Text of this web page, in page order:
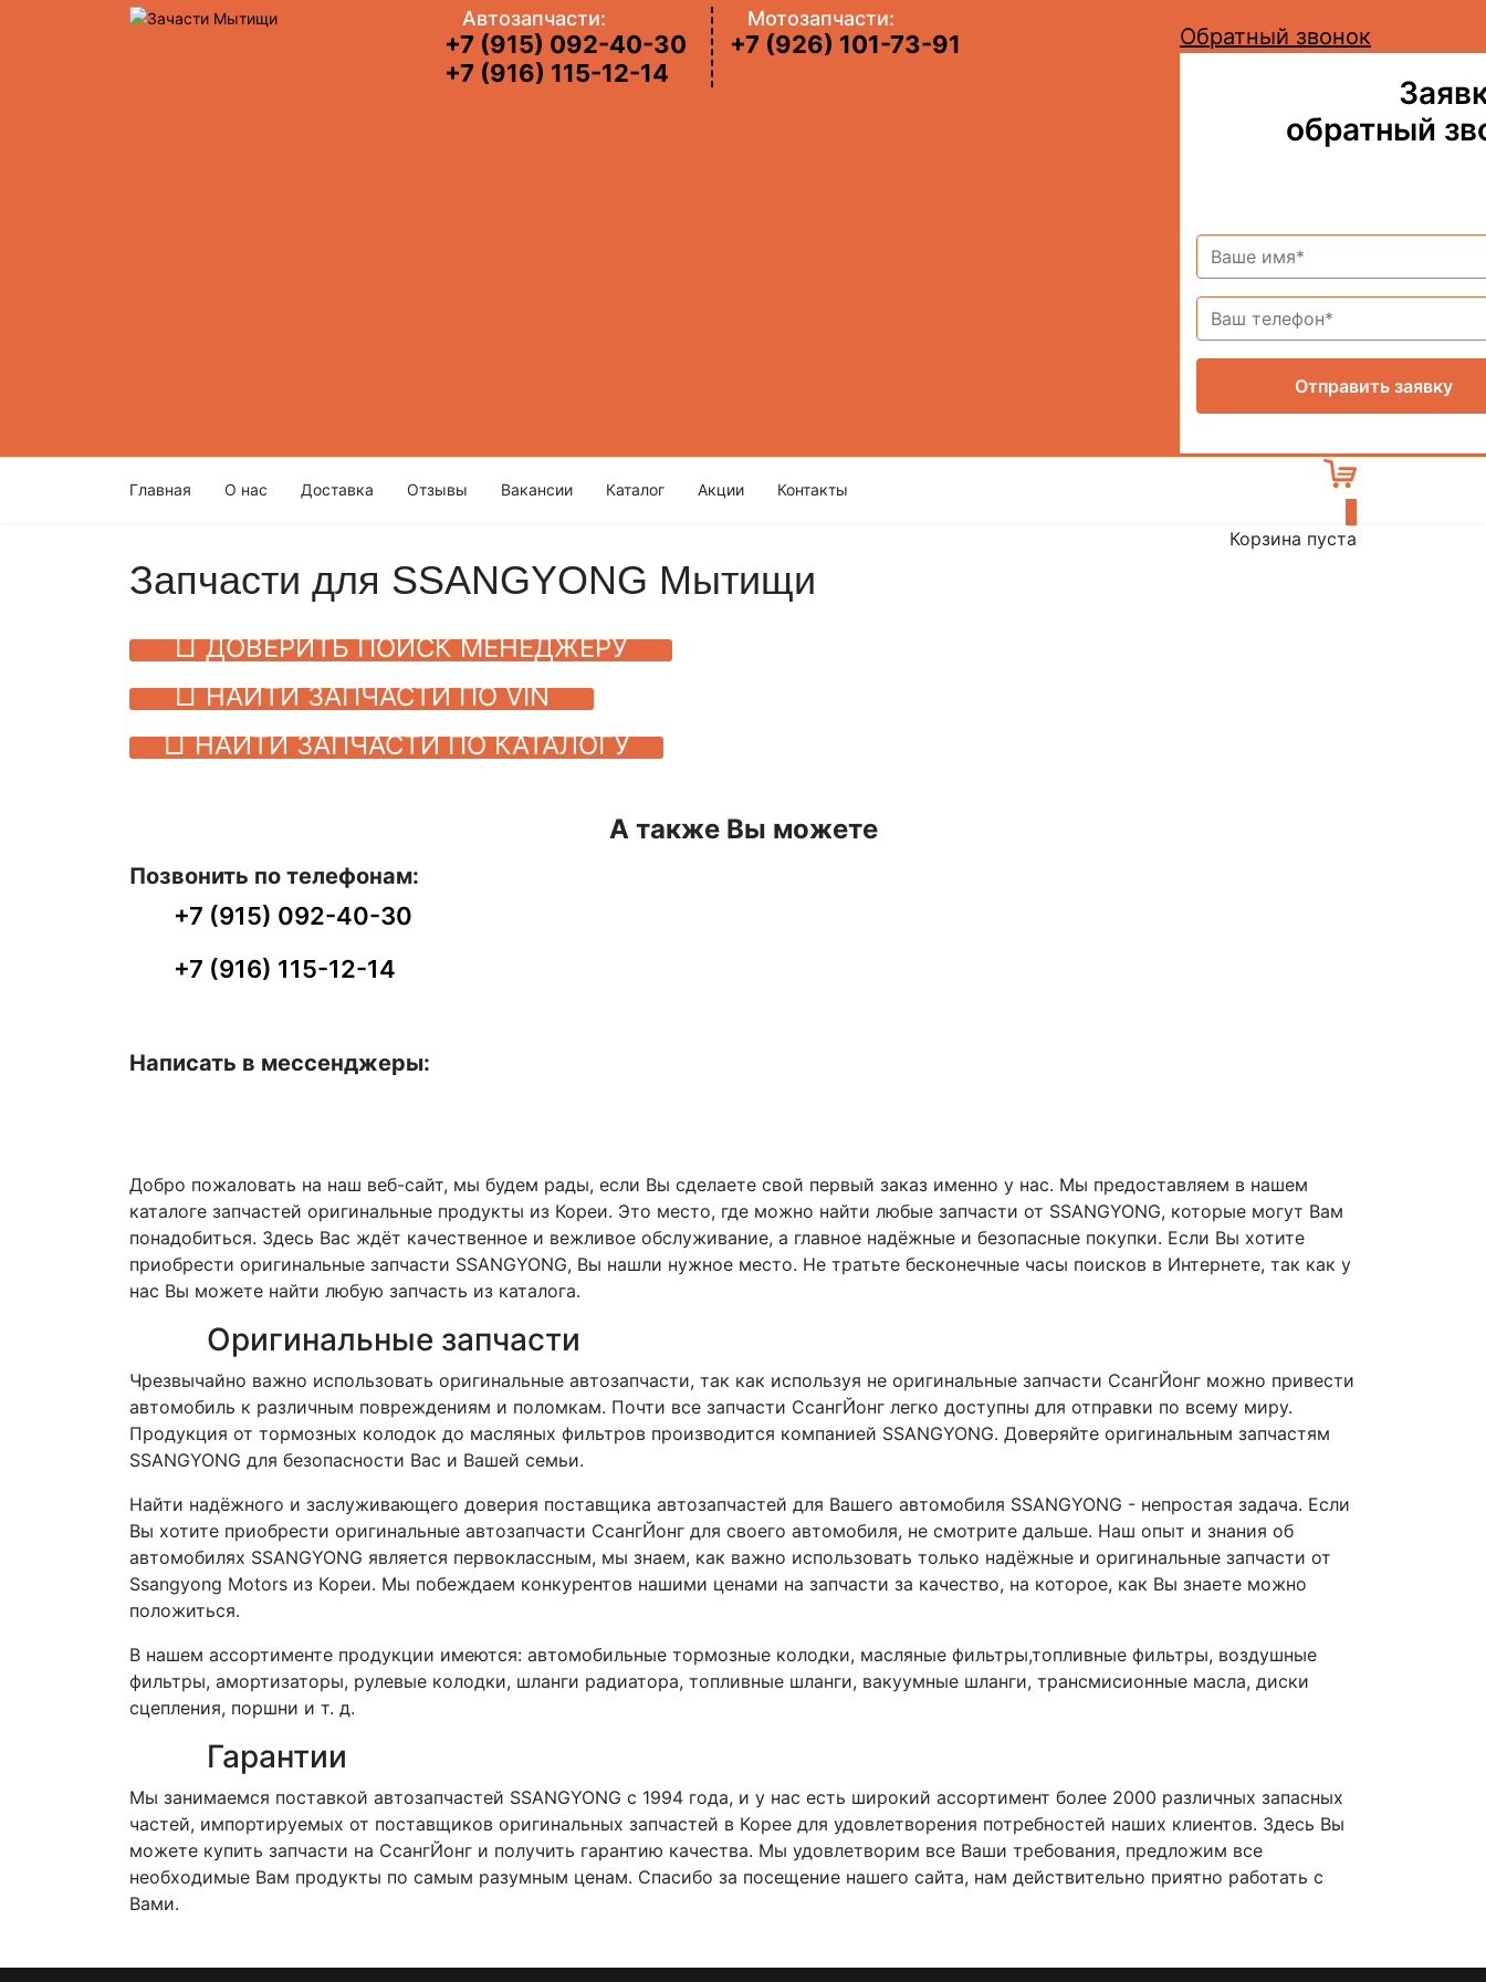
Автозапчасти:
+7 (915) 092-40-30
+7 (916) 115-12-14
Mотозапчасти:
+7 (926) 101-73-91 Обратный звонок
обратный
Главная О нас Доставка Отзывы Вакансии Каталог Акции Контакты
Корзина пуста
Запчасти для SSANGYONG Мытищи
ДОВЕРИТЬ ПОИСК МЕНЕДЖЕРУ
НАЙТИ ЗАПЧАСТИ ПО VIN
НАЙТИ ЗАПЧАСТИ ПО КАТАЛОГУ
А также Вы можете
Позвонить по телефонам:
+7 (915) 092-40-30
+7 (916) 115-12-14
Написать в мессенджеры:
Добро пожаловать на наш веб-сайт, мы будем рады, если Вы сделаете свой первый заказ именно у нас. Мы предоставляем в нашем
каталоге запчастей оригинальные продукты из Кореи. Это место, где можно найти любые запчасти от SSANGYONG, которые могут Вам
понадобиться. Здесь Вас ждёт качественное и вежливое обслуживание, а главное надёжные и безопасные покупки. Если Вы хотите
приобрести оригинальные запчасти SSANGYONG, Вы нашли нужное место. Не тратьте бесконечные часы поисков в Интернете, так как у
нас Вы можете найти любую запчасть из каталога.
Оригинальные запчасти
Чрезвычайно важно использовать оригинальные автозапчасти, так как используя не оригинальные запчасти СсангЙонг можно привести
автомобиль к различным повреждениям и поломкам. Почти все запчасти СсангЙонг легко доступны для отправки по всему миру.
Продукция от тормозных колодок до масляных фильтров производится компанией SSANGYONG. Доверяйте оригинальным запчастям
SSANGYONG для безопасности Вас и Вашей семьи.
Найти надёжного и заслуживающего доверия поставщика автозапчастей для Вашего автомобиля SSANGYONG - непростая задача. Если
Вы хотите приобрести оригинальные автозапчасти СсангЙонг для своего автомобиля, не смотрите дальше. Наш опыт и знания об
автомобилях SSANGYONG является первоклассным, мы знаем, как важно использовать только надёжные и оригинальные запчасти от
Ssangyong Motors из Кореи. Мы побеждаем конкурентов нашими ценами на запчасти за качество, на которое, как Вы знаете можно
положиться.
В нашем ассортименте продукции имеются: автомобильные тормозные колодки, масляные фильтры,топливные фильтры, воздушные
фильтры, амортизаторы, рулевые колодки, шланги радиатора, топливные шланги, вакуумные шланги, трансмисионные масла, диски
сцепления, поршни и т. д.
Гарантии
Мы занимаемся поставкой автозапчастей SSANGYONG с 1994 года, и у нас есть широкий ассортимент более 2000 различных запасных
частей, импортируемых от поставщиков оригинальных запчастей в Корее для удовлетворения потребностей наших клиентов. Здесь Вы
можете купить запчасти на СсангЙонг и получить гарантию качества. Мы удовлетворим все Ваши требования, предложим все
необходимые Вам продукты по самым разумным ценам. Спасибо за посещение нашего сайта, нам действительно приятно работать с
Вами.